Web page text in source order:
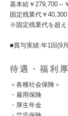
基本給￥279,700～
固定残業代￥
※固定残業代を超え
■賞与実績:年1回(9
待遇・福利
＜各種社会保険＞
・雇用保険
・厚生年金